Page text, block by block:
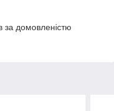
за домовленістю